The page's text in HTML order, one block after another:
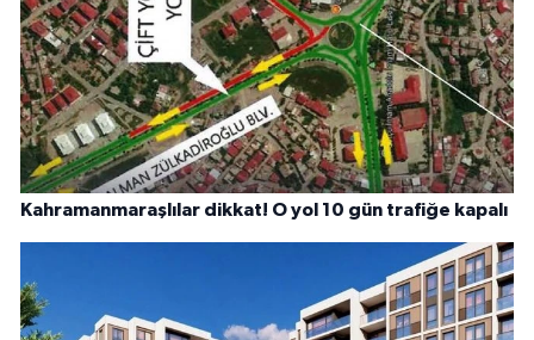
Kahramanmaraşlılar dikkat! O yol 10 gün trafiğe kapalı